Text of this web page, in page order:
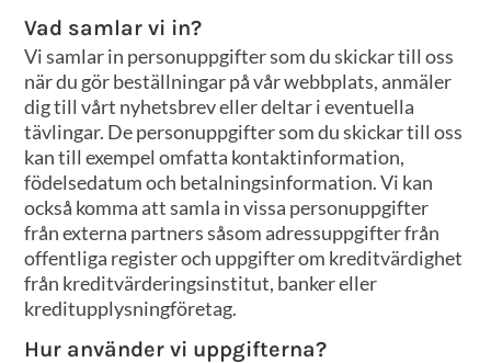
Vad samlar vi in?
Vi samlar in personuppgifter som du skickar till oss
när du gör beställningar på vår webbplats, anmäler
dig till vårt nyhetsbrev eller deltar i eventuella
tävlingar. De personuppgifter som du skickar till oss
kan till exempel omfatta kontaktinformation,
födelsedatum och betalningsinformation. Vi kan
också komma att samla in vissa personuppgifter
från externa partners såsom adressuppgifter från
offentliga register och uppgifter om kreditvärdighet
från kreditvärderingsinstitut, banker eller
kreditupplysningföretag.
Hur använder vi uppgifterna?